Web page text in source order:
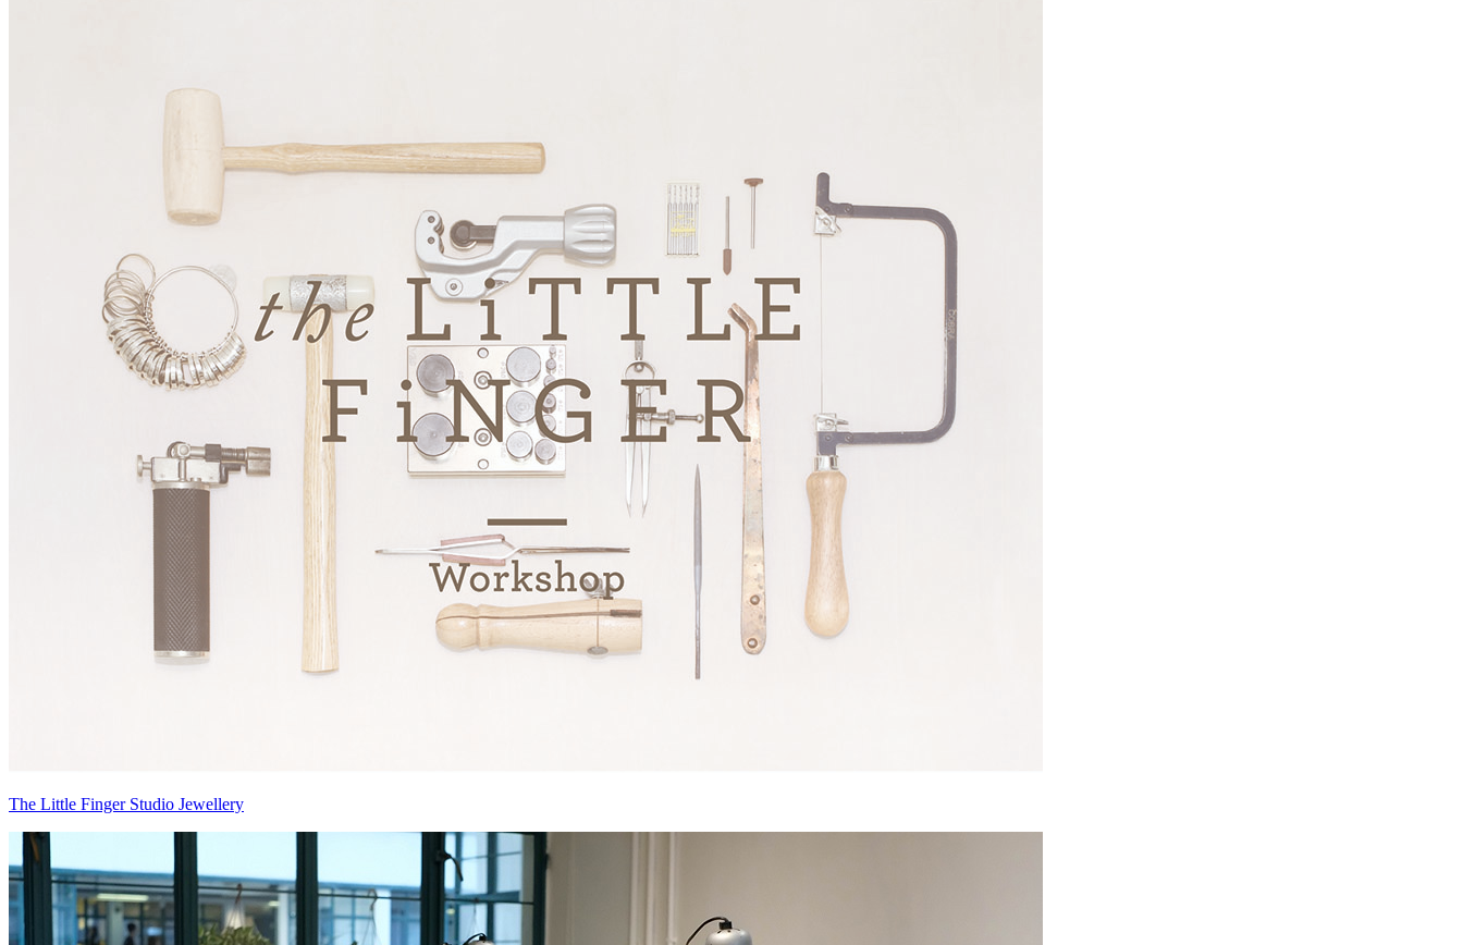
The Little Finger Studio Jewellery